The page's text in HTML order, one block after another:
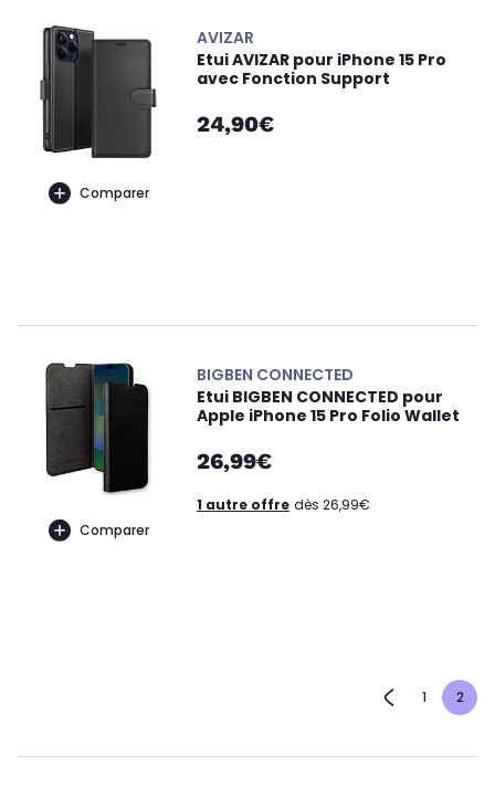
Comparer
AVIZAR
Etui AVIZAR pour iPhone 15 Pro
avec Fonction Support
24,90€
Comparer
BIGBEN CONNECTED
Etui BIGBEN CONNECTED pour
Apple iPhone 15 Pro Folio Wallet
26,99€
1 autre offre dès 26,99€
1 2